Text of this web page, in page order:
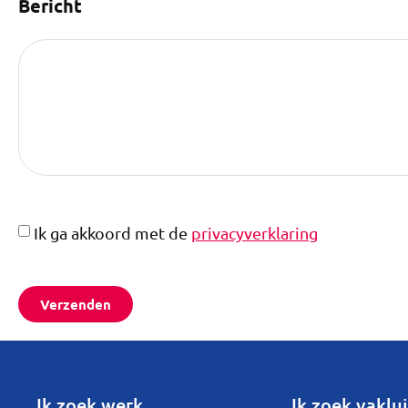
Bericht
Ik ga akkoord met de privacyverklaring
Verzenden